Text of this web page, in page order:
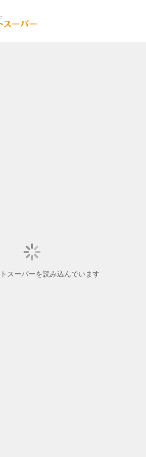
スーパーを読み込んでいます